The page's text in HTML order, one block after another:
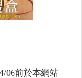
06前於本網站